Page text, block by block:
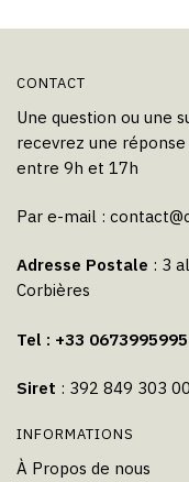
CONTACT
Une question ou une
recevrez une
entre 9h et 17h
Par e-mail :
Adresse Postale : 3
Corbières
Tel : +33
Siret : 392 849 303
INFORMATIONS
À Propos de nous